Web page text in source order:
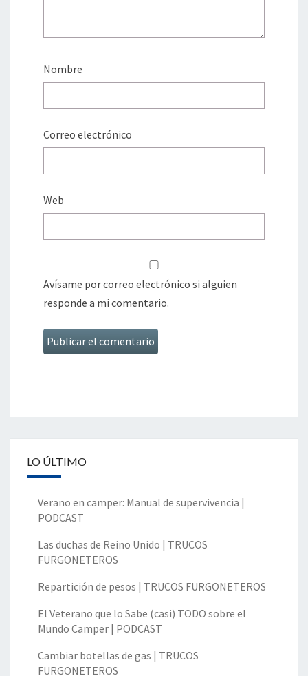
Nombre
Correo electrónico
Web
Avísame por correo electrónico si alguien
responde a mi comentario.
LO ÚLTIMO
Verano en camper: Manual de supervivencia |
PODCAST
Las duchas de Reino Unido | TRUCOS
FURGONETEROS
Repartición de pesos | TRUCOS FURGONETEROS
El Veterano que lo Sabe (casi) TODO sobre el
Mundo Camper | PODCAST
Cambiar botellas de gas | TRUCOS
FURGONETEROS